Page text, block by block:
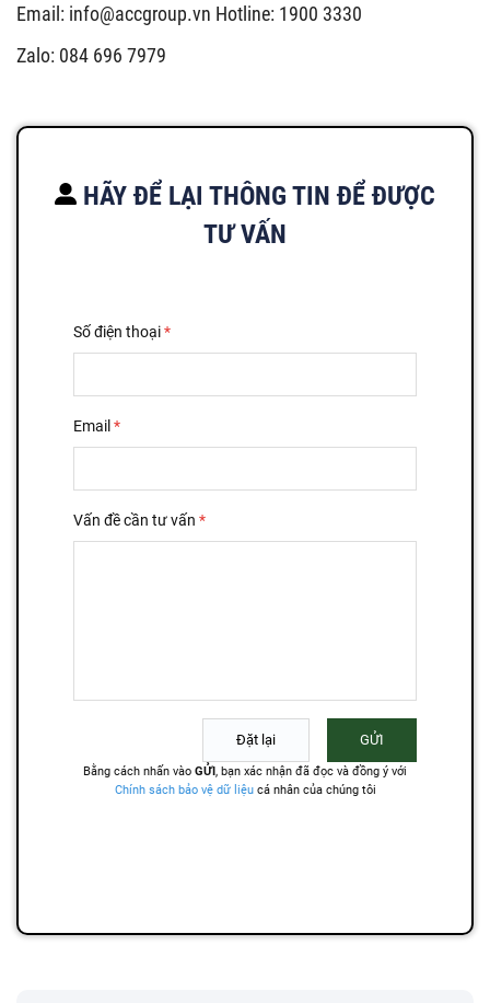
Email: info@accgroup.vn Hotline: 1900 3330
Zalo: 084 696 7979
HÃY ĐỂ LẠI THÔNG TIN ĐỂ ĐƯỢC
TƯ VẤN